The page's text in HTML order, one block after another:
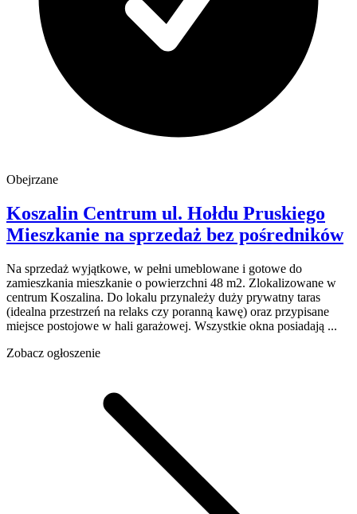
Obejrzane
Koszalin Centrum ul. Hołdu Pruskiego
Mieszkanie na sprzedaż bez pośredników
Na sprzedaż wyjątkowe, w pełni umeblowane i gotowe do
zamieszkania mieszkanie o powierzchni 48 m2. Zlokalizowane w
centrum Koszalina. Do lokalu przynależy duży prywatny taras
(idealna przestrzeń na relaks czy poranną kawę) oraz przypisane
miejsce postojowe w hali garażowej. Wszystkie okna posiadają ...
Zobacz ogłoszenie